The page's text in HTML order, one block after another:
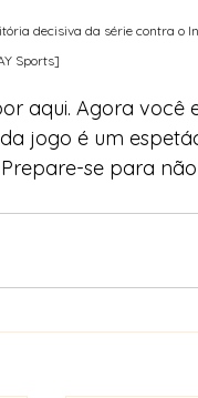
decisiva da série contra o
Sports]
aqui. Agora
jogo é um
se para